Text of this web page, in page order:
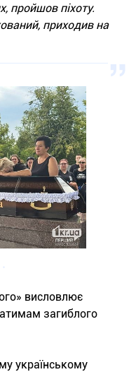
пройшов піхоту.
приходив на
висловлює
загиблого
українському